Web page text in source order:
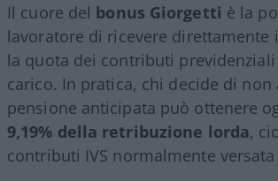
Il cuore del bonus Giorgetti è la
lavoratore di ricevere direttamente
la quota dei contributi
carico. In pratica, chi decide di non
pensione anticipata può ottenere
9,19% della retribuzione lorda,
contributi IVS normalmente versata